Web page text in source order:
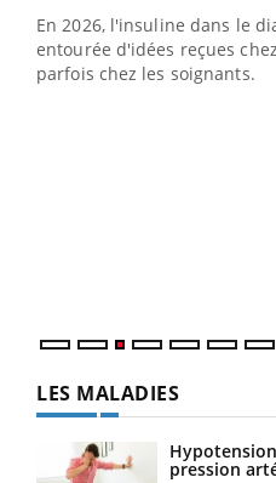
En 2026, l'insuline dans le
entourée d'idées reçues
parfois chez les soignants.
LES MALADIES
pression